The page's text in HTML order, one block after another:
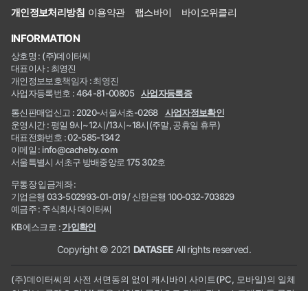
개인정보처리방침 이용약관 랩스바이 바이오위클리
INFORMATION
상호명 : (주)데이터씨
대표이사 : 최영진
개인정보보호책임자 : 최영진
사업자등록번호 : 464-81-00805
사업자등록증
통신판매업신고 : 2020-서울서초-0268
사업자정보확인
운영시간 : 평일 9시~12시/13시~18시(주말, 공휴일 휴무)
대표전화번호 : 02-585-1342
이메일 : info@cacheby.com
서울특별시 서초구 방배중앙로 175 302호
무통장 입금계좌 :
기업은행 033-502993-01-019 / 신한은행 100-032-703829
예금주 : 주식회사 데이터씨
KB에스크로 :가입확인
Copyright © 2021 DATASEE All rights reserved.
(주)데이터씨의 사전 서면동의 없이 캐시바이 사이트(PC, 모바일)의 일체